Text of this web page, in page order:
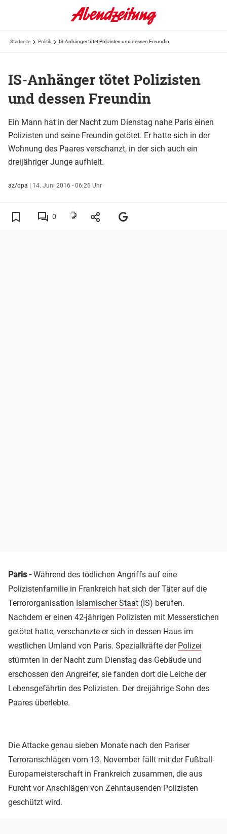
Startseite Politik IS-Anhänger tötet Polizisten und dessen Freundin
IS-Anhänger tötet Polizisten
und dessen Freundin
Ein Mann hat in der Nacht zum Dienstag nahe Paris einen
Polizisten und seine Freundin getötet. Er hatte sich in der
Wohnung des Paares verschanzt, in der sich auch ein
dreijähriger Junge aufhielt.
az/dpa | 14. Juni 2016 - 06:26 Uhr
0
Paris -Während des tödlichen Angriffs auf eine
Polizistenfamilie in Frankreich hat sich der Täter auf die
Terrororganisation Islamischer Staat (IS) berufen.
Nachdem er einen 42-jährigen Polizisten mit Messerstichen
getötet hatte, verschanzte er sich in dessen Haus im
westlichen Umland von Paris. Spezialkräfte der Polizei
stürmten in der Nacht zum Dienstag das Gebäude und
erschossen den Angreifer, sie fanden dort die Leiche der
Lebensgefährtin des Polizisten. Der dreijährige Sohn des
Paares überlebte.
Die Attacke genau sieben Monate nach den Pariser
Terroranschlägen vom 13. November fällt mit der Fußball-
Europameisterschaft in Frankreich zusammen, die aus
Furcht vor Anschlägen von Zehntausenden Polizisten
geschützt wird.